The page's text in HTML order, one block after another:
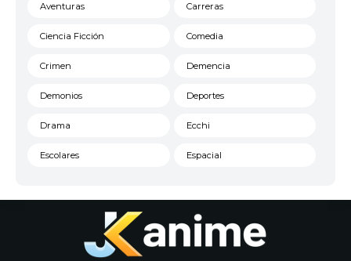
Aventuras Carreras
Ciencia Ficción Comedia
Crimen Demencia
Demonios Deportes
Drama Ecchi
Escolares Espacial
Historico
Josei